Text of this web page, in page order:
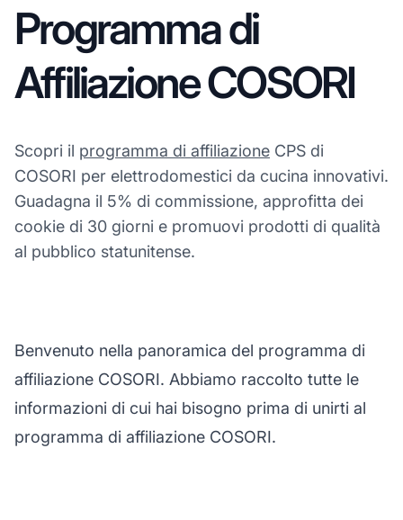
Programma di
Affiliazione COSORI
Scopri il programma di affiliazione CPS di
COSORI per elettrodomestici da cucina innovativi.
Guadagna il 5% di commissione, approfitta dei
cookie di 30 giorni e promuovi prodotti di qualità
al pubblico statunitense.
Benvenuto nella panoramica del programma di
affiliazione COSORI. Abbiamo raccolto tutte le
informazioni di cui hai bisogno prima di unirti al
programma di affiliazione COSORI.